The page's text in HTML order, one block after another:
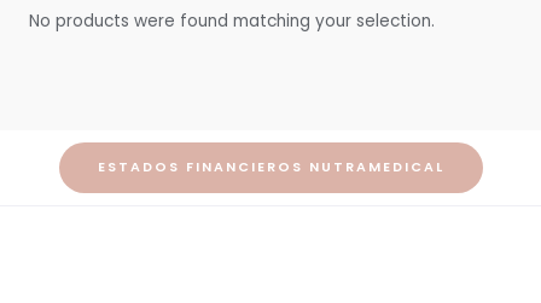
No products were found matching your selection.
ESTADOS FINANCIEROS NUTRAMEDICAL